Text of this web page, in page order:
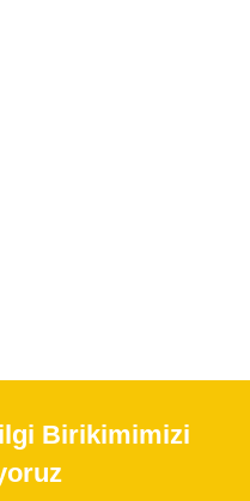
Birikimimizi